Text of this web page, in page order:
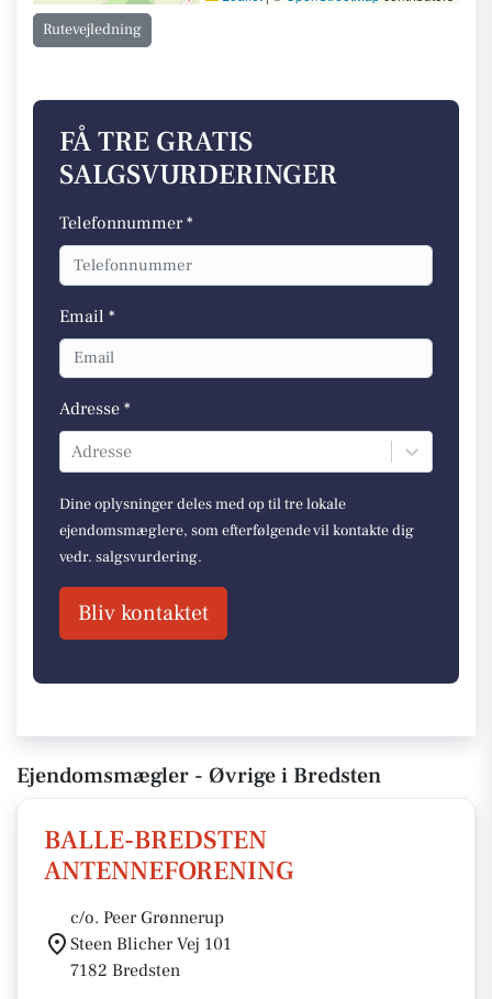
Rutevejledning
FÅ TRE GRATIS
SALGSVURDERINGER
Telefonnummer *
Email *
Adresse *
Adresse
Dine oplysninger deles med op til tre lokale
ejendomsmæglere, som efterfølgende vil kontakte dig
vedr. salgsvurdering.
Bliv kontaktet
Ejendomsmægler - Øvrige i Bredsten
BALLE-BREDSTEN
ANTENNEFORENING
c/o. Peer Grønnerup
Steen Blicher Vej 101
7182 Bredsten